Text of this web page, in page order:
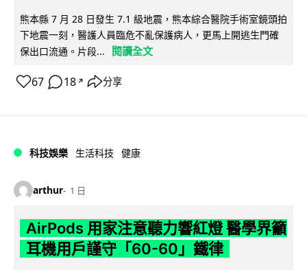
熊本縣 7 月 28 日發生 7.1 級地震，熊本綜合醫院手術室鏡頭拍
下地震一刻，醫護人員臨危不亂保護病人，更馬上開逃生門確
保出口流通。片段...
閱讀全文
67 18 ↗ 分享
科技娛樂 生活科技 健康
arthur 1 日
AirPods 用家注意聽力響紅燈 醫學界籲
耳機用戶謹守「60-60」鐵律